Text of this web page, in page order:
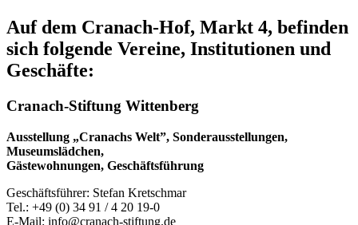
Auf dem Cranach-Hof, Markt 4, befinden
sich folgende Vereine, Institutionen und
Geschäfte:
Cranach-Stiftung Wittenberg
Ausstellung „Cranachs Welt”, Sonderausstellungen,
Museumslädchen,
Gästewohnungen, Geschäftsführung
Geschäftsführer: Stefan Kretschmar
Tel.: +49 (0) 34 91 / 4 20 19-0
E-Mail: info@cranach-stiftung.de